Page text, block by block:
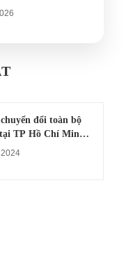
Bảo Trì Chuyên
gây gổ khi đón du
Nhơn
đổi toàn bộ
TP Hồ Chí Minh
từ năm 2026